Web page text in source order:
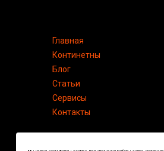
Главная
Континетны
Блог
Статьи
Сервисы
Контакты